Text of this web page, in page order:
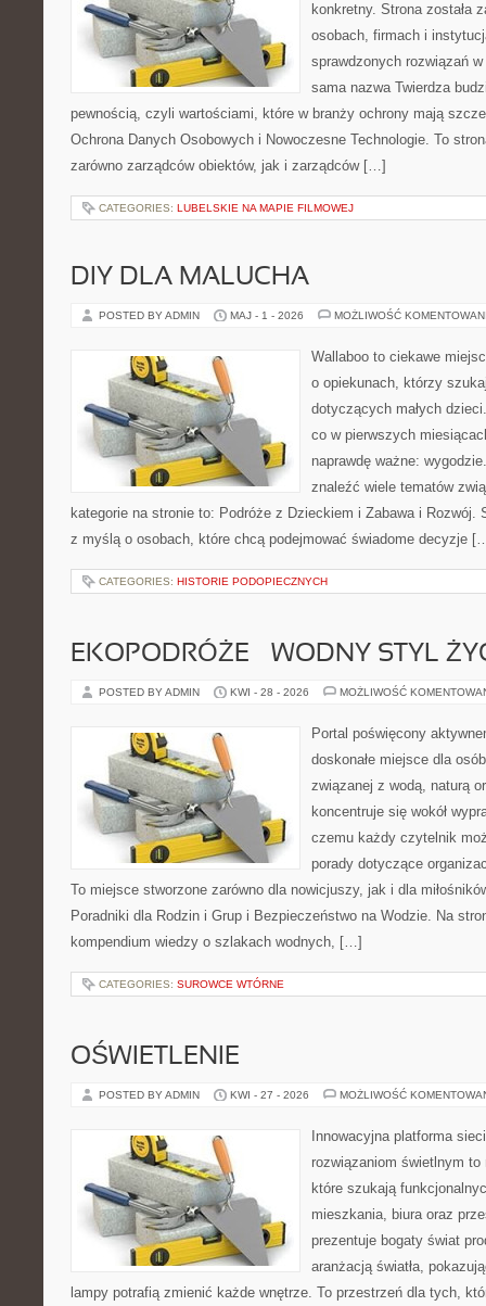
konkretny. Strona została
osobach, firmach i
sprawdzonych rozwiązań
sama nazwa Twierdza
pewnością, czyli wartościami, które w branży ochrony mają
Ochrona Danych Osobowych i Nowoczesne Technologie. To
zarówno zarządców obiektów, jak i zarządców […]
CATEGORIES: LUBELSKIE NA MAPIE FILMOWEJ
DIY DLA MALUCHA
POSTED BY ADMIN MAJ - 1 - 2026 MOŻLIWOŚĆ
Wallaboo to ciekawe
o opiekunach, którzy
dotyczących małych
co w pierwszych
naprawdę ważne:
znaleźć wiele tematów
kategorie na stronie to: Podróże z Dzieckiem i Zabawa i Rozwój.
z myślą o osobach, które chcą podejmować świadome decyzje
CATEGORIES: HISTORIE PODOPIECZNYCH
EKOPODRÓŻE – WODNY STYL
POSTED BY ADMIN KWI - 28 - 2026 MOŻLIWOŚĆ
Portal poświęcony
doskonałe miejsce dla
związanej z wodą, naturą
koncentruje się wokół
czemu każdy czytelnik
porady dotyczące
To miejsce stworzone zarówno dla nowicjuszy, jak i dla
Poradniki dla Rodzin i Grup i Bezpieczeństwo na Wodzie. Na
kompendium wiedzy o szlakach wodnych, […]
CATEGORIES: SUROWCE WTÓRNE
OŚWIETLENIE
POSTED BY ADMIN KWI - 27 - 2026 MOŻLIWOŚĆ
Innowacyjna platforma
rozwiązaniom świetlnym
które szukają
mieszkania, biura oraz
prezentuje bogaty świat
aranżacją światła,
lampy potrafią zmienić każde wnętrze. To przestrzeń dla tych,